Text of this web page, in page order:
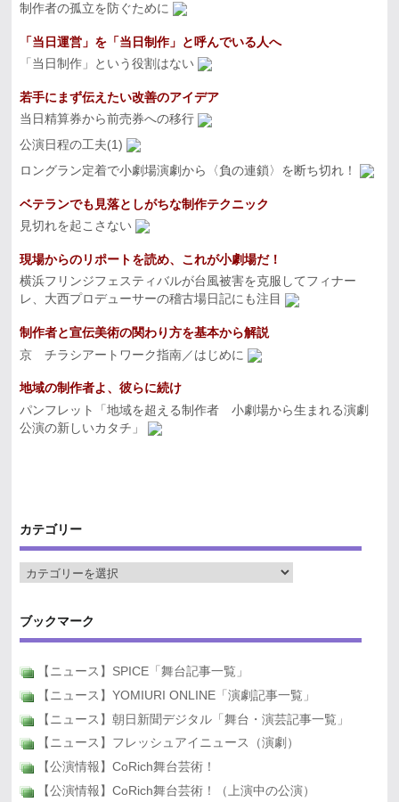
制作者の孤立を防ぐために
「当日運営」を「当日制作」と呼んでいる人へ
「当日制作」という役割はない
若手にまず伝えたい改善のアイデア
当日精算券から前売券への移行
公演日程の工夫(1)
ロングラン定着で小劇場演劇から〈負の連鎖〉を断ち切れ！
ベテランでも見落としがちな制作テクニック
見切れを起こさない
現場からのリポートを読め、これが小劇場だ！
横浜フリンジフェスティバルが台風被害を克服してフィナー
レ、大西プロデューサーの稽古場日記にも注目
制作者と宣伝美術の関わり方を基本から解説
京 チラシアートワーク指南／はじめに
地域の制作者よ、彼らに続け
パンフレット「地域を超える制作者 小劇場から生まれる演劇
公演の新しいカタチ」
カテゴリー
ブックマーク
【ニュース】SPICE「舞台記事一覧」
【ニュース】YOMIURI ONLINE「演劇記事一覧」
【ニュース】朝日新聞デジタル「舞台・演芸記事一覧」
【ニュース】フレッシュアイニュース（演劇）
【公演情報】CoRich舞台芸術！
【公演情報】CoRich舞台芸術！（上演中の公演）